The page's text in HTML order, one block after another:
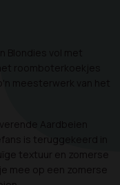
vol met
roomboterkoekjes
meesterwerk van het
Aardbeien
is teruggekeerd in
textuur en zomerse
mee op een zomerse